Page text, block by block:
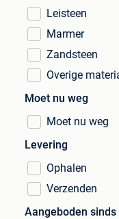
Leisteen
Marmer
Zandsteen
Overige
Moet nu weg
Moet nu weg
Levering
Ophalen
Verzenden
Aangeboden sinds